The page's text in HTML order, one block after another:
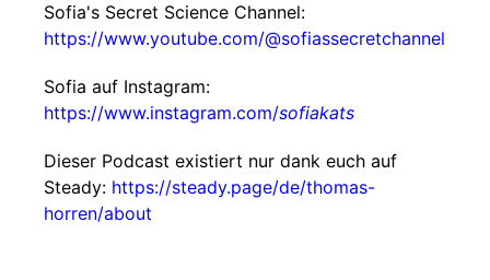
Sofia's Secret Science Channel:
https://www.youtube.com/@sofiassecretchannel
Sofia auf Instagram:
https://www.instagram.com/sofiakats
Dieser Podcast existiert nur dank euch auf
Steady: https://steady.page/de/thomas-
horren/about